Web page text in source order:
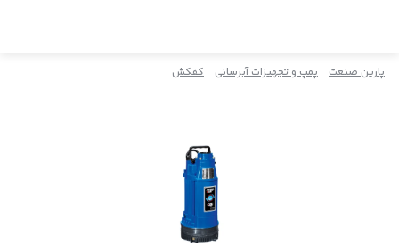
پارین صنعت پمپ و تجهیزات آبرسانی کفکش